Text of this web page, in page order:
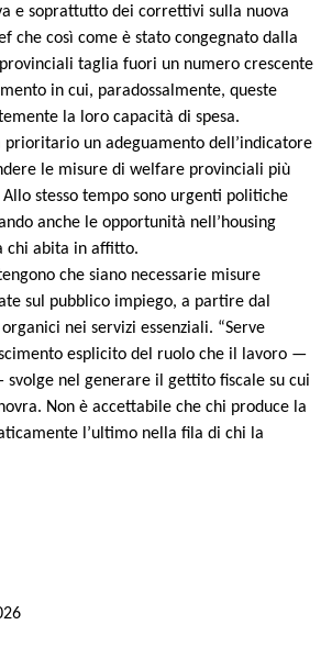
e soprattutto dei correttivi sulla nuova
che così come è stato congegnato dalla
taglia fuori un numero crescente
in cui, paradossalmente, queste
la loro capacità di spesa.
prioritario un adeguamento dell’indicatore
le misure di welfare provinciali più
stesso tempo sono urgenti politiche
anche le opportunità nell’housing
chi abita in affitto.
che siano necessarie misure
sul pubblico impiego, a partire dal
nei servizi essenziali. “Serve
esplicito del ruolo che il lavoro —
nel generare il gettito fiscale su cui
Non è accettabile che chi produce la
l’ultimo nella fila di chi la